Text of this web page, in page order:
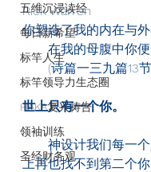
五维沉浸读经
每日新希望
标竿人生
标竿领导力生态圈
HAKA复兴祷告
领袖训练
圣经财务观
Rick Warren
你塑造了我的内在与外
在我的母腹中你便
(诗篇一三九篇13
世上只有一个你。
神设计我们每一个
上再也找不到第二个